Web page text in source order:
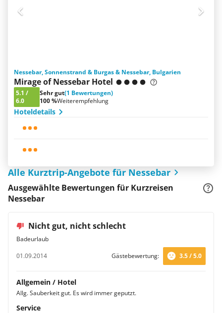
Nessebar, Sonnenstrand & Burgas & Nessebar, Bulgarien
Mirage of Nessebar Hotel
5.1 /
6.0
Sehr gut(1 Bewertungen)
100 %Weiterempfehlung
Hoteldetails
Alle Kurztrip-Angebote für Nessebar
Ausgewählte Bewertungen für Kurzreisen
Nessebar
Nicht gut, nicht schlecht
Badeurlaub
01.09.2014
Gästebewertung: 3.5 / 5.0
Allgemein / Hotel
Allg. Sauberkeit gut. Es wird immer geputzt.
Service